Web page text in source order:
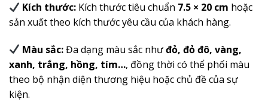
Kích thước: Kích thước tiêu chuẩn 7.5 × 20 cm hoặc
sản xuất theo kích thước yêu cầu của khách hàng.
Màu sắc:Đa dạng màu sắc nhưđỏ, đỏ đô, vàng,
xanh, trắng, hồng, tím…, đồng thời có thể phối màu
theo bộ nhận diện thương hiệu hoặc chủ đề của sự
kiện.